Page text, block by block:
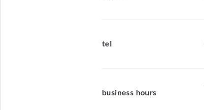
tel
business hours